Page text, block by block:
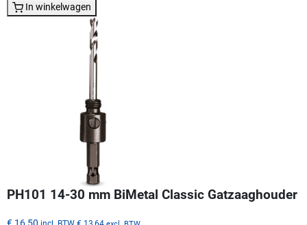
In winkelwagen
PH101 14-30 mm BiMetal Classic Gatzaaghouder